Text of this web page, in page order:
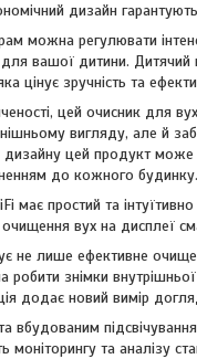
дизайн
можна регулювати
вашої дитини.
цінує зручність та
цей очисник
вигляду, але й
цей продукт може
до кожного будинку.
простий та
вух на дисплеї
не лише ефективне
робити знімки
додає новий вимір
та аналізу